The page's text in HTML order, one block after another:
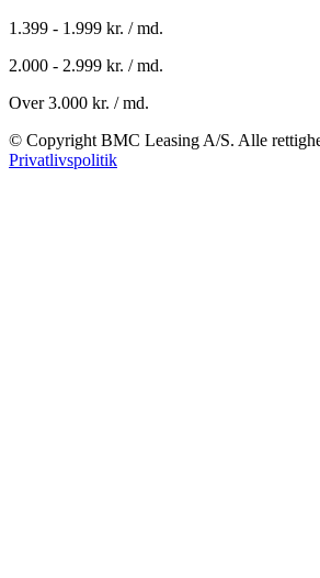
1.399 - 1.999 kr. / md.
2.000 - 2.999 kr. / md.
Over 3.000 kr. / md.
© Copyright BMC Leasing A/S. Alle
Privatlivspolitik